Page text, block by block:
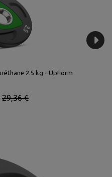
2.5 kg - UpForm
29,36 €